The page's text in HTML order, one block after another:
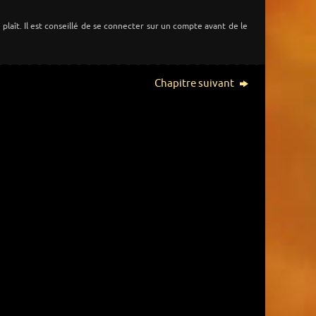
plaît. Il est conseillé de se connecter sur un compte avant de le
Chapitre suivant